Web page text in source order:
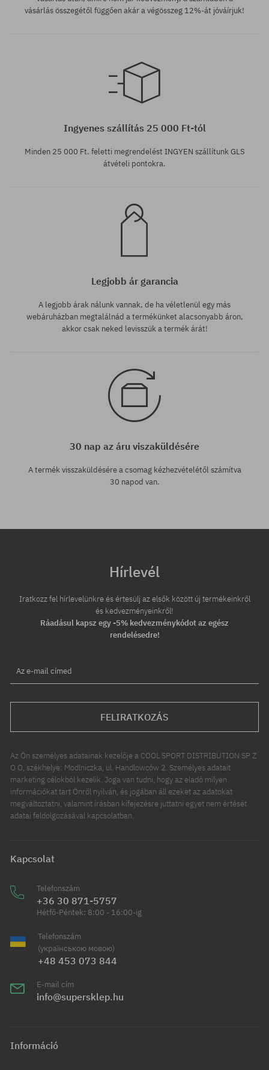
vásárlás összegétől függően akár a végösszeg 12%-át jóváírjuk!
Ingyenes szállítás 25 000 Ft-tól
Minden 25 000 Ft. feletti megrendelést INGYEN szállítunk GLS
átvételi pontokra.
Legjobb ár garancia
A legjobb árak nálunk vannak, de ha véletlenül egy más
webáruházban megtalálnád a termékünket alacsonyabb áron,
akkor csak neked levisszük a termék árát!
30 nap az áru viszaküldésére
A termék visszaküldésére a csomag kézhezvételétől számítva
30 napod van.
Hírlevél
Iratkozz fel hírlevelünkre és értesülj az elsők között új termékeinkről
és kedvezményeinkről!
Ráadásul kapsz egy -5% kedvezménykódot az egész
rendelésedre!
Az e-mail címed
FELIRATKOZÁS
Az Ön személyes adatainak kezelője a COOL SPORT DISTRIBUTION SP Z
O O, székhelye: Modlniczka, ul. Handlowców 2. Személyes adatait
marketing célokból kezelik. Joga van tudni, hogy az eladó milyen
információkat tart Önről nyilván, és jogában áll ezeket az adatokat
megváltoztatni, valamint írásban kifejezésre juttatni egyet nem értését
adatai feldolgozásával kapcsolatban.
Kapcsolat
Telefonszám
+36 30 871-5757
Hétfő-Péntek: 8:00 - 16:00-ig
Telefonszám
(українською мовою)
+48 453 073 844
E-mail cím
info@supersklep.hu
Információ